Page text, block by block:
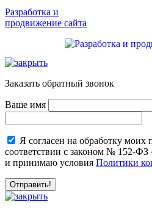
Разработка и
продвижение сайта
Заказать обратный звонок
Ваше имя
Я согласен на обработку
соответствии с законом № 152-
и принимаю условия Политики